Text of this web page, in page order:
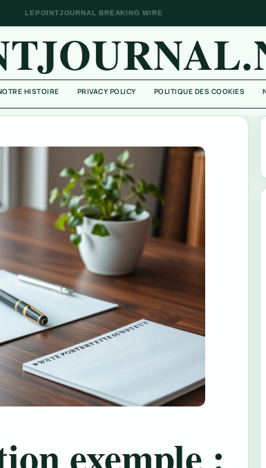
LEPOINTJOURNAL BREAKING WIRE
HISTOIRE PRIVACY POLICY POLITIQUE DES COOKIES